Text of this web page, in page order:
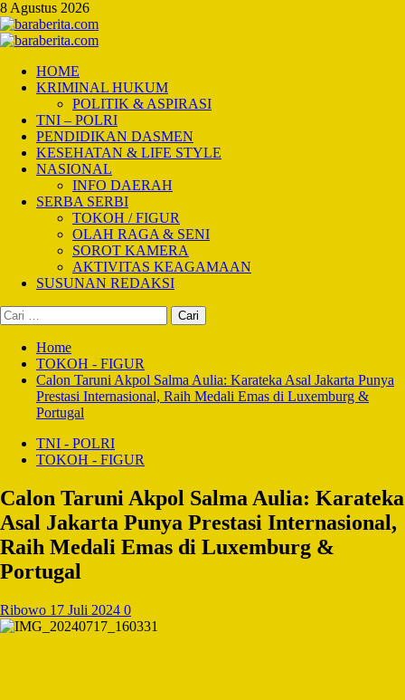
Skip
to
content
8 Agustus 2026
Primary
HOME
KRIMINAL HUKUM
POLITIK & ASPIRASI
TNI – POLRI
PENDIDIKAN DASMEN
KESEHATAN & LIFE STYLE
NASIONAL
INFO DAERAH
SERBA SERBI
TOKOH / FIGUR
OLAH RAGA & SENI
SOROT KAMERA
AKTIVITAS KEAGAMAAN
SUSUNAN REDAKSI
Cari
untuk:
Home
TOKOH - FIGUR
Calon Taruni Akpol Salma Aulia: Karateka Asal Jakarta Punya
Prestasi Internasional, Raih Medali Emas di Luxemburg &
Portugal
TNI - POLRI
TOKOH - FIGUR
Calon Taruni Akpol Salma Aulia: Karateka
Asal Jakarta Punya Prestasi Internasional,
Raih Medali Emas di Luxemburg &
Portugal
Ribowo 17 Juli 2024 0